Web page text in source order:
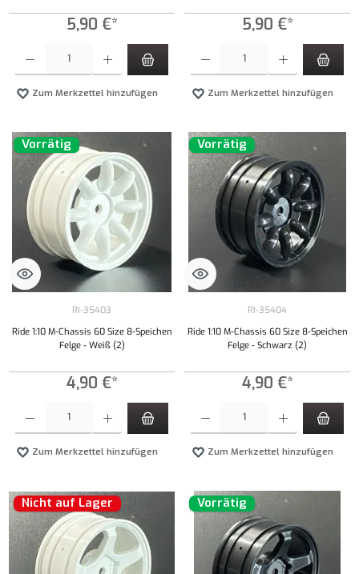
5,90 €*
Zum Merkzettel hinzufügen
5,90 €*
Zum Merkzettel hinzufügen
Vorrätig
RI-35403
Ride 1:10 M-Chassis 60 Size 8-Speichen
Felge - Weiß (2)
4,90 €*
Zum Merkzettel hinzufügen
Vorrätig
RI-35404
Ride 1:10 M-Chassis 60 Size 8-Speichen
Felge - Schwarz (2)
4,90 €*
Zum Merkzettel hinzufügen
Nicht auf Lager Vorrätig